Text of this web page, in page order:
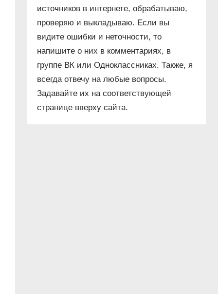
источников в интернете, обрабатываю,
проверяю и выкладываю. Если вы
видите ошибки и неточности, то
напишите о них в комментариях, в
группе ВК или Одноклассниках. Также, я
всегда отвечу на любые вопросы.
Задавайте их на соответствующей
странице вверху сайта.